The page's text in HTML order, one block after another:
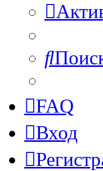
FAQ
Вход